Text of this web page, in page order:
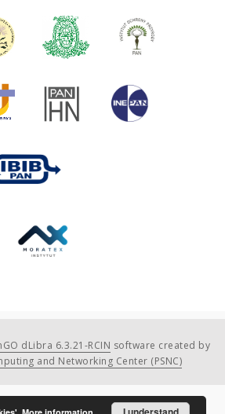
dLibra 6.3.21-RCIN software created by
and Networking Center (PSNC)